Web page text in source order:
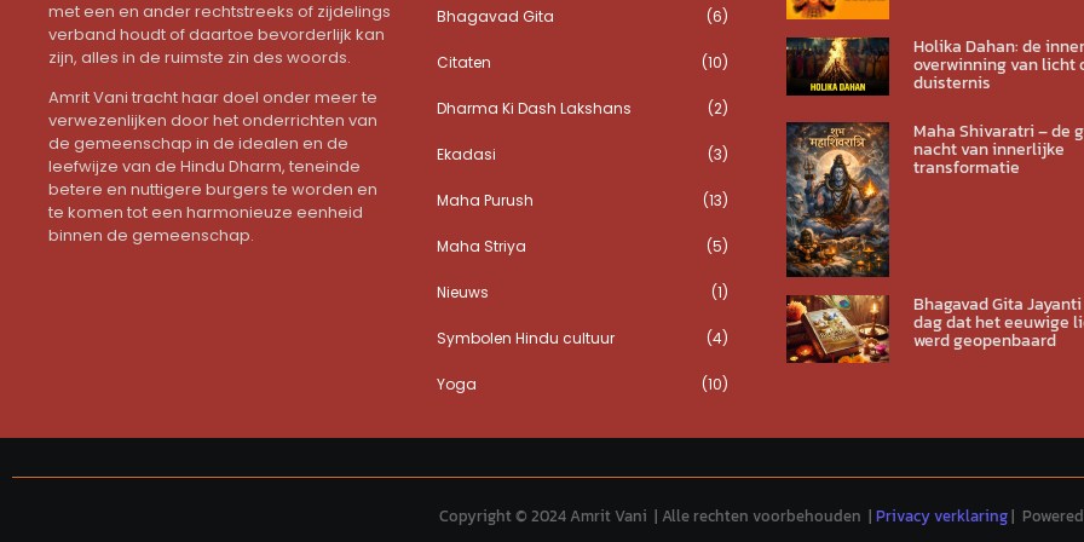
met een en ander rechtstreeks of zijdelings
verband houdt of daartoe bevorderlijk kan
zijn, alles in de ruimste zin des woords.
Amrit Vani tracht haar doel onder meer te
verwezenlijken door het onderrichten van
de gemeenschap in de idealen en de
leefwijze van de Hindu Dharm, teneinde
betere en nuttigere burgers te worden en
te komen tot een harmonieuze eenheid
binnen de gemeenschap.
Bhagavad Gita (6)
Citaten (10)
Dharma Ki Dash Lakshans (2)
Ekadasi (3)
Maha Purush (13)
Maha Striya (5)
Nieuws (1)
Symbolen Hindu cultuur (4)
Yoga (10)
Holika Dahan: de
overwinning van licht
duisternis
Maha Shivaratri – de
nacht van innerlijke
transformatie
Bhagavad Gita Jayanti
dag dat het eeuwige
werd geopenbaard
Copyright © 2024 Amrit Vani | Alle rechten voorbehouden | Privacy verklaring|